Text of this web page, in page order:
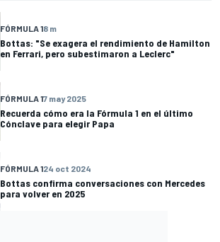
FÓRMULA 18 m
Bottas: "Se exagera el rendimiento de Hamilton
en Ferrari, pero subestimaron a Leclerc"
FÓRMULA 17 may 2025
Recuerda cómo era la Fórmula 1 en el último
Cónclave para elegir Papa
FÓRMULA 124 oct 2024
Bottas confirma conversaciones con Mercedes
para volver en 2025